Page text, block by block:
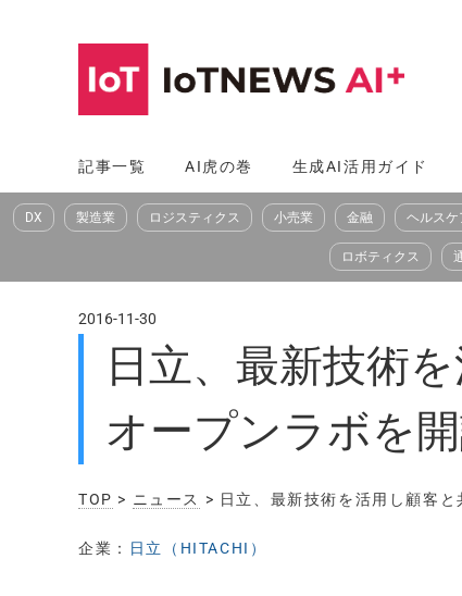
へ
ス
記事一覧 AI虎の巻 生成AI活用ガイド
DX 製造業 ロジスティクス 小売業 金融 ヘルスケ
ロボティクス
2016-11-30
日立、最新技術
オープンラボを
TOP > ニュース > 日立、最新技術を活用し顧客
企業： 日立（HITACHI）